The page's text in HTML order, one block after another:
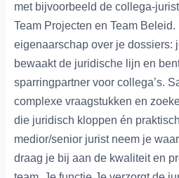
met bijvoorbeeld de collega-
Team Projecten en Team
eigenaarschap over je dossiers:
bewaakt de juridische lijn en
sparringpartner voor collega’s.
complexe vraagstukken en
die juridisch kloppen én
medior/senior jurist neem je
draag je bij aan de kwaliteit en